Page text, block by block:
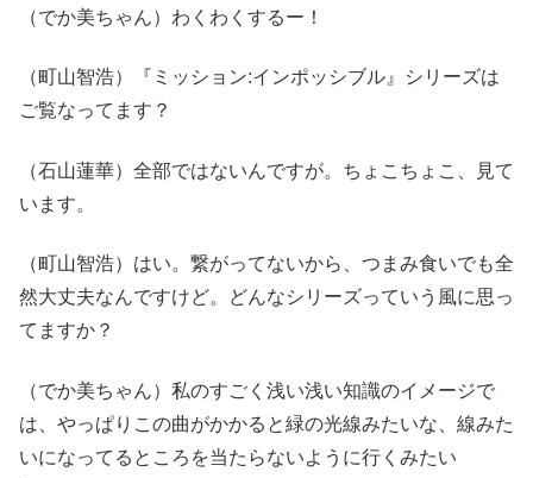
（でか美ちゃん）わくわくするー！
（町山智浩）『ミッション:インポッシブル』シリーズは
ご覧なってます？
（石山蓮華）全部ではないんですが。ちょこちょこ、見て
います。
（町山智浩）はい。繋がってないから、つまみ食いでも全
然大丈夫なんですけど。どんなシリーズっていう風に思っ
てますか？
（でか美ちゃん）私のすごく浅い浅い知識のイメージで
は、やっぱりこの曲がかかると緑の光線みたいな、線みた
いになってるところを当たらないように行くみたい